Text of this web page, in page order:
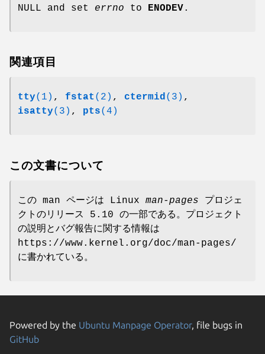
NULL and set errno to ENODEV.
関連項目
tty(1) , fstat (2) , ctermid(3) ,
isatty(3) , pts(4)
この文書について
この man ページは Linux man-pages プロジェ
クトのリリース 5.10 の一部である。プロジェクト
の説明とバグ報告に関する情報は
https://www.kernel.org/doc/man-pages/
に書かれている。
Powered by the Ubuntu Manpage Operator, file bugs in
GitHub